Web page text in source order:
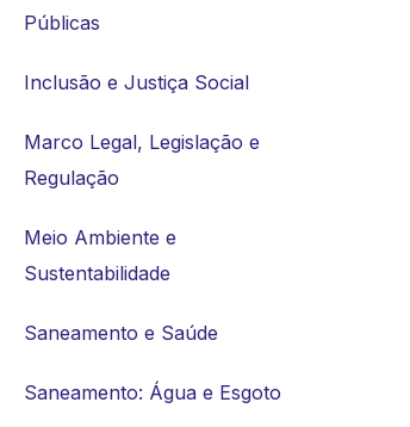
Públicas
Inclusão e Justiça Social
Marco Legal, Legislação e
Regulação
Meio Ambiente e
Sustentabilidade
Saneamento e Saúde
Saneamento: Água e Esgoto